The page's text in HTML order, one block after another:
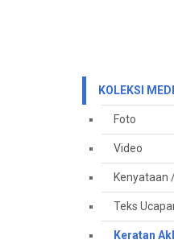
KOLEKSI
Foto
Video
Kenyataan
Teks
Keratan